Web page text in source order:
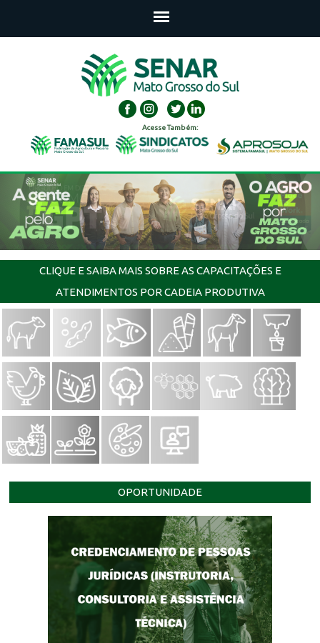
Acesse Também:
CLIQUE E SAIBA MAIS SOBRE AS CAPACITAÇÕES E
ATENDIMENTOS POR CADEIA PRODUTIVA
OPORTUNIDADE